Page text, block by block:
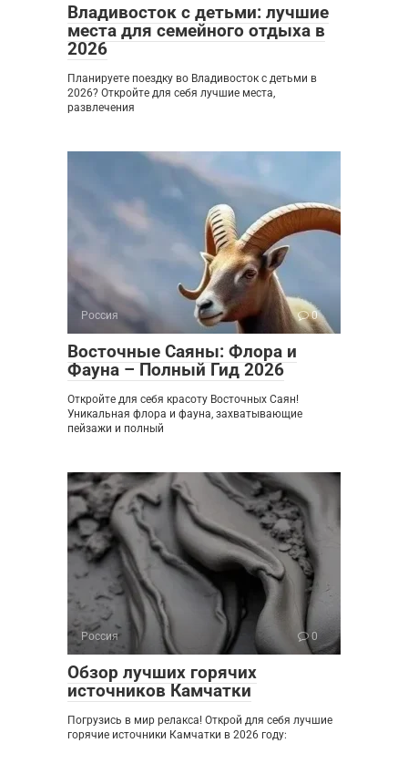
Владивосток с детьми: лучшие
места для семейного отдыха в
2026
Планируете поездку во Владивосток с детьми в
2026? Откройте для себя лучшие места,
развлечения
Россия 0
Восточные Саяны: Флора и
Фауна – Полный Гид 2026
Откройте для себя красоту Восточных Саян!
Уникальная флора и фауна, захватывающие
пейзажи и полный
Россия 0
Обзор лучших горячих
источников Камчатки
Погрузись в мир релакса! Открой для себя лучшие
горячие источники Камчатки в 2026 году: